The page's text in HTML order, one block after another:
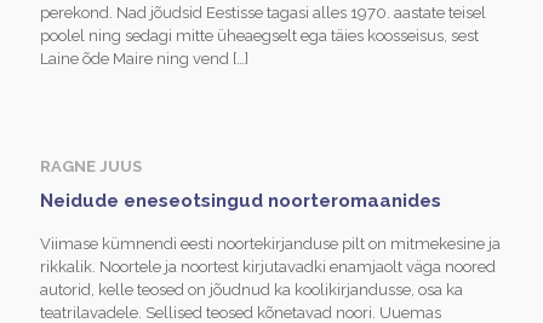
perekond. Nad jõudsid Eestisse tagasi alles 1970. aastate teisel
poolel ning sedagi mitte üheaegselt ega täies koosseisus, sest
Laine õde Maire ning vend […]
RAGNE JUUS
Neidude eneseotsingud noorteromaanides
Viimase kümnendi eesti noortekirjanduse pilt on mitmekesine ja
rikkalik. Noortele ja noortest kirjutavadki enamjaolt väga noored
autorid, kelle teosed on jõudnud ka koolikirjandusse, osa ka
teatrilavadele. Sellised teosed kõnetavad noori. Uuemas